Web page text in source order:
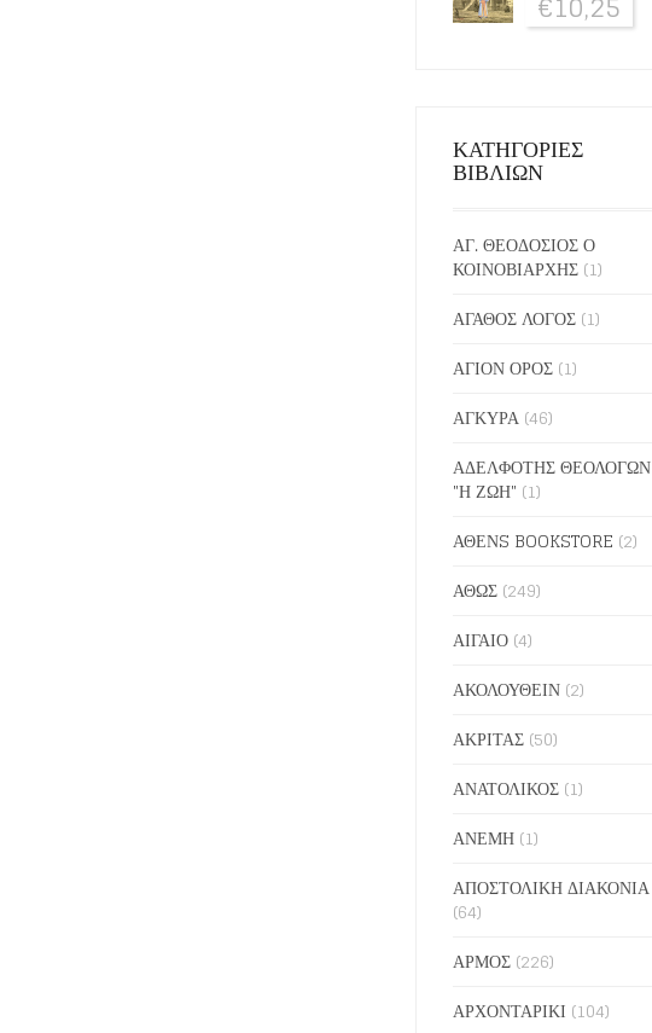
ΚΑΤΗΓΟΡΙΕΣ
ΒΙΒΛΙΩΝ
ΑΓ. ΘΕΟΔΟΣΙΟΣ Ο
ΚΟΙΝΟΒΙΑΡΧΗΣ (1)
ΑΓΑΘΟΣ ΛΟΓΟΣ (1)
ΑΓΙΟΝ ΟΡΟΣ (1)
ΑΓΚΥΡΑ (46)
ΑΔΕΛΦΟΤΗΣ ΘΕΟΛΟΓΩΝ
"Η ΖΩΗ" (1)
ΑΘΕΝS BOOKSTORE (2)
ΑΘΩΣ (249)
ΑΙΓΑΙΟ (4)
ΑΚΟΛΟΥΘΕΙΝ (2)
ΑΚΡΙΤΑΣ (50)
ΑΝΑΤΟΛΙΚΟΣ (1)
ΑΝΕΜΗ (1)
ΑΠΟΣΤΟΛΙΚΗ ΔΙΑΚΟΝΙΑ
(64)
ΑΡΜΟΣ (226)
ΑΡΧΟΝΤΑΡΙΚΙ (104)